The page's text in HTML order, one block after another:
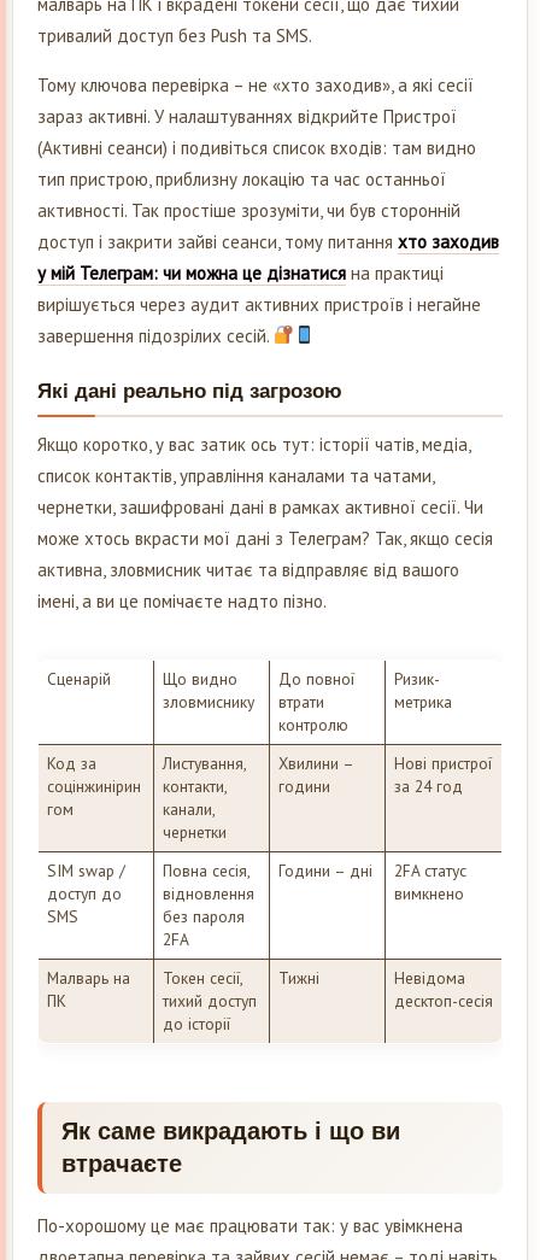
тривалий доступ без Push та SMS.
Тому ключова перевірка – не «хто заходив», а які сесії
зараз активні. У налаштуваннях відкрийте Пристрої
(Активні сеанси) і подивіться список входів: там видно
тип пристрою, приблизну локацію та час останньої
активності. Так простіше зрозуміти, чи був сторонній
доступ і закрити зайві сеанси, тому питання хто заходив
у мій Телеграм: чи можна це дізнатися на практиці
вирішується через аудит активних пристроїв і негайне
завершення підозрілих сесій.
Які дані реально під загрозою
Якщо коротко, у вас затик ось тут: історії чатів, медіа,
список контактів, управління каналами та чатами,
чернетки, зашифровані дані в рамках активної сесії. Чи
може хтось вкрасти мої дані з Телеграм? Так, якщо сесія
активна, зловмисник читає та відправляє від вашого
імені, а ви це помічаєте надто пізно.
Сценарій
Що видно
зловмиснику
До повної
втрати
контролю
Ризик-
метрика
Код за
соцінжинірин
гом
Листування,
контакти,
канали,
чернетки
Хвилини –
години
Нові пристрої
за 24 год
SIM swap /
доступ до
SMS
Повна сесія,
відновлення
без пароля
2FA
Години – дні
2FA статус
вимкнено
Малварь на
ПК
Токен сесії,
тихий доступ
до історії
Тижні
Невідома
десктоп-сесія
Як саме викрадають і що ви
втрачаєте
По-хорошому це має працювати так: у вас увімкнена